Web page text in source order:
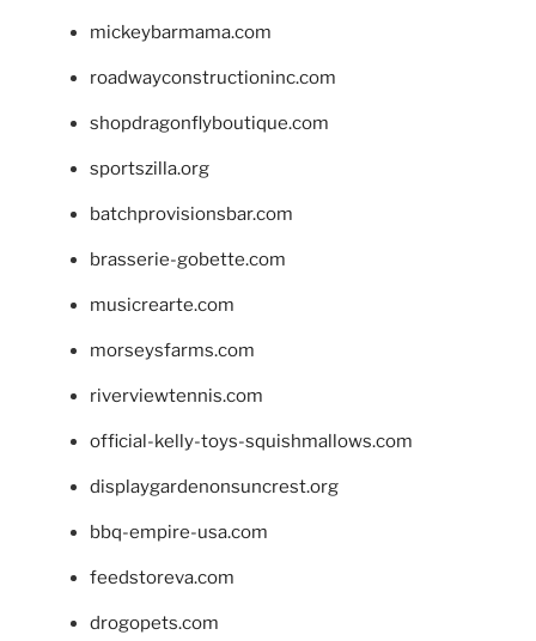
mickeybarmama.com
roadwayconstructioninc.com
shopdragonflyboutique.com
sportszilla.org
batchprovisionsbar.com
brasserie-gobette.com
musicrearte.com
morseysfarms.com
riverviewtennis.com
official-kelly-toys-squishmallows.com
displaygardenonsuncrest.org
bbq-empire-usa.com
feedstoreva.com
drogopets.com